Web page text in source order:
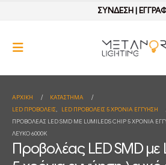
ΣΥΝΔΕΣΗ|
ΑΡΧΙΚΉ
ΚΑΤΆΣΤΗΜΑ
LED ΠΡΟΒΟΛΕΙΣ,
LED ΠΡΟΒΟΛΕΙΣ 5 ΧΡΟΝΙΑ ΕΓΓΥΗΣΗ
ΠΡΟΒΟΛΈΑΣ LED SMD ΜΕ LUMILEDS CHIP 5 ΧΡΌΝΙΑ
ΛΕΥΚΌ 6000K
Προβολέας LED SMD με